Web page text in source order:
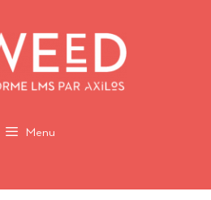
Menu